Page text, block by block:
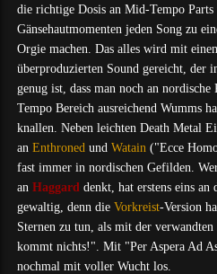
die richtige Dosis an Mid-Tempo
Gänsehautmomenten jeden Song zu
Orgie machen. Das alles wird mit
überproduzierten Sound gereicht, der
genug ist, dass man noch an
Tempo Bereich ausreichend Wumms
knallen. Neben leichten Death Metal
an Enthroned und Watain ("Ecce
fast immer in nordischen Gefilden.
an Haggard denkt, hat erstens eins
gewaltig, denn die Vorkreist-Version
Sternen zu tun, als mit der
kommt nichts!". Mit "Per Aspera Ad
nochmal mit voller Wucht los.